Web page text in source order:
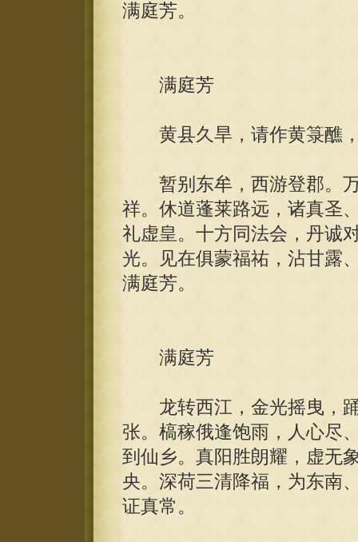
满庭芳。
满庭芳
黄县久旱，请作黄箓醮，
暂别东牟，西游登郡。万
祥。休道蓬莱路远，诸真圣
礼虚皇。十方同法会，丹诚
光。见在俱蒙福祐，沾甘露
满庭芳。
满庭芳
龙转西江，金光摇曳，踊
张。槁稼俄逢饱雨，人心尽
到仙乡。真阳胜朗耀，虚无
央。深荷三清降福，为东南
证真常。